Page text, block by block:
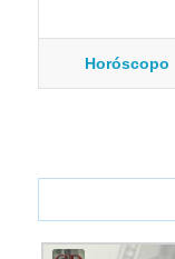
Horóscopo